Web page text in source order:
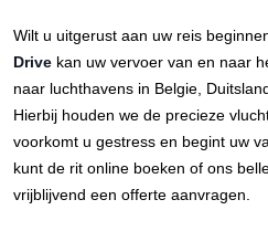
Wilt u uitgerust aan uw reis
Drive kan uw vervoer van en naar
naar luchthavens in Belgie,
Hierbij houden we de precieze
voorkomt u gestress en begint uw
kunt de rit online boeken of ons
vrijblijvend een offerte aanvragen.